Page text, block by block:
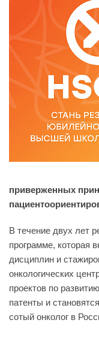
приверженных
В течение двух лет
программе, которая
дисциплин и
онкологических
проектов по
патенты и
сотый онколог в